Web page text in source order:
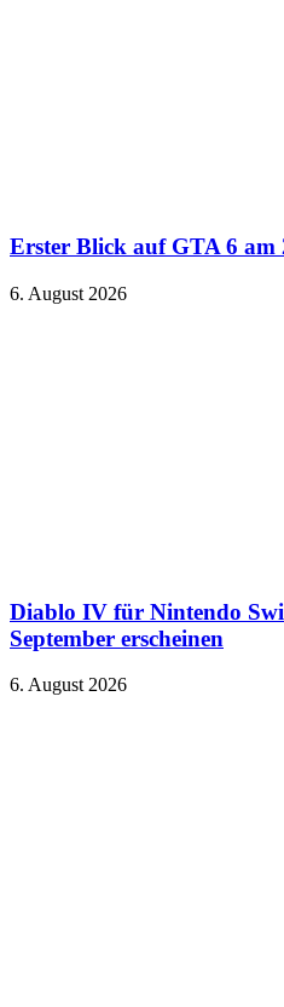
Erster Blick auf GTA 6 am
6. August 2026
Diablo IV für Nintendo
September erscheinen
6. August 2026